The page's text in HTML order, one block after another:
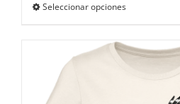
Seleccionar opciones
múltiples
variantes.
opciones